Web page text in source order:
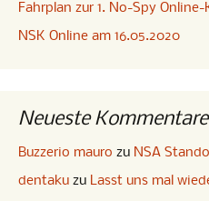
Fahrplan zur 1. No-Spy
NSK Online am 16.05.2020
Neueste Kommentare
Buzzerio mauro zu NSA
dentaku zu Lasst uns mal